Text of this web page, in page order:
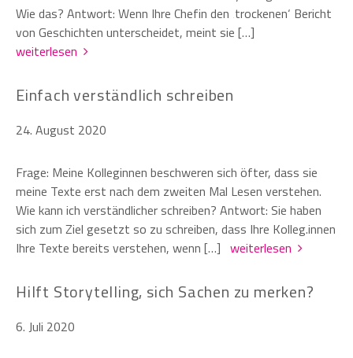
Wie das? Antwort: Wenn Ihre Chefin den ‚trockenen‘ Bericht
von Geschichten unterscheidet, meint sie […]
weiterlesen
Einfach verständlich schreiben
24. August 2020
Frage: Meine Kolleginnen beschweren sich öfter, dass sie
meine Texte erst nach dem zweiten Mal Lesen verstehen.
Wie kann ich verständlicher schreiben? Antwort: Sie haben
sich zum Ziel gesetzt so zu schreiben, dass Ihre Kolleg.innen
Ihre Texte bereits verstehen, wenn […] weiterlesen
Hilft Storytelling, sich Sachen zu merken?
6. Juli 2020